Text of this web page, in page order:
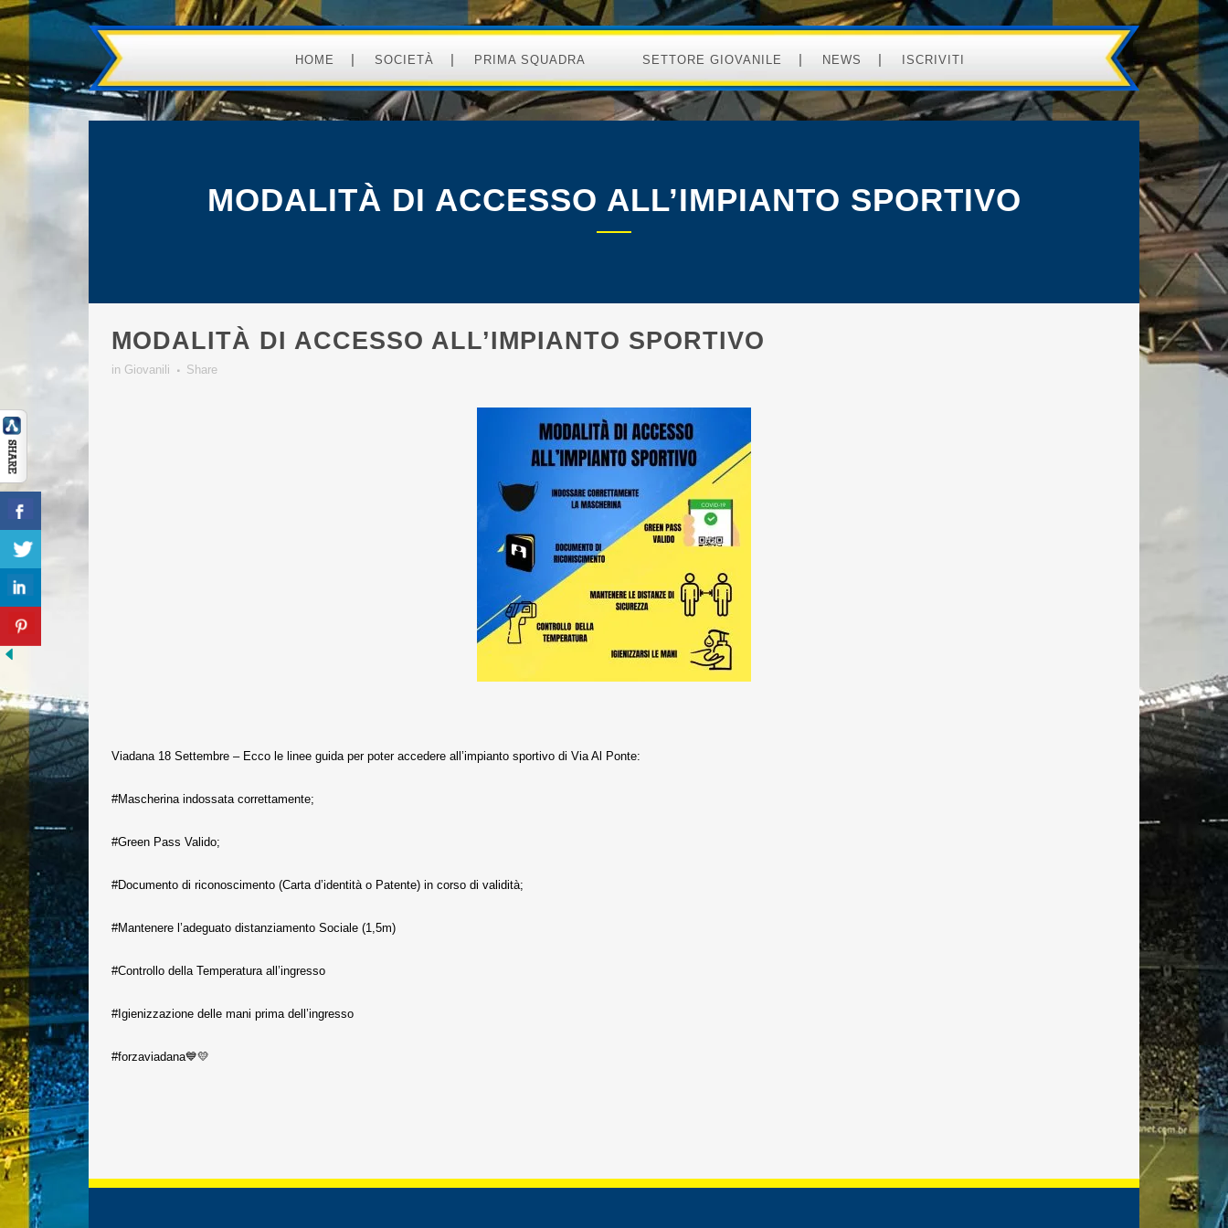
HOME SOCIETÀ PRIMA SQUADRA SETTORE GIOVANILE NEWS ISCRIVITI
MODALITÀ DI ACCESSO ALL’IMPIANTO SPORTIVO
MODALITÀ DI ACCESSO ALL’IMPIANTO SPORTIVO
in Giovanili Share
Viadana 18 Settembre – Ecco le linee guida per poter accedere all’impianto sportivo di Via Al Ponte:
#Mascherina indossata correttamente;
#Green Pass Valido;
#Documento di riconoscimento (Carta d’identità o Patente) in corso di validità;
#Mantenere l’adeguato distanziamento Sociale (1,5m)
#Controllo della Temperatura all’ingresso
#Igienizzazione delle mani prima dell’ingresso
#forzaviadana💙💛